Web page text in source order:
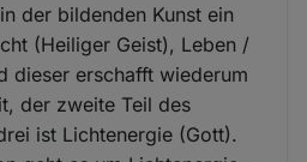
der bildenden Kunst ein
(Heiliger Geist), Leben /
dieser erschafft wiederum
der zweite Teil des
ist Lichtenergie (Gott).